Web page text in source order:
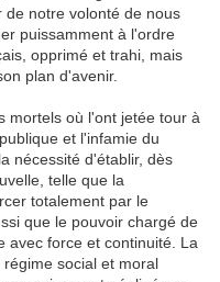
de notre volonté de nous
puissamment à l'ordre
opprimé et trahi, mais
plan d'avenir.
mortels où l'ont jetée tour à
et l'infamie du
nécessité d'établir, dès
telle que la
totalement par le
que le pouvoir chargé de
avec force et continuité. La
social et moral